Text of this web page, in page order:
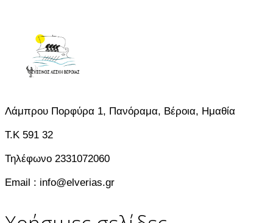
Λάμπρου Πορφύρα 1, Πανόραμα, Βέροια, Ημαθία
T.K 591 32
Τηλέφωνο 2331072060
Email : info@elverias.gr